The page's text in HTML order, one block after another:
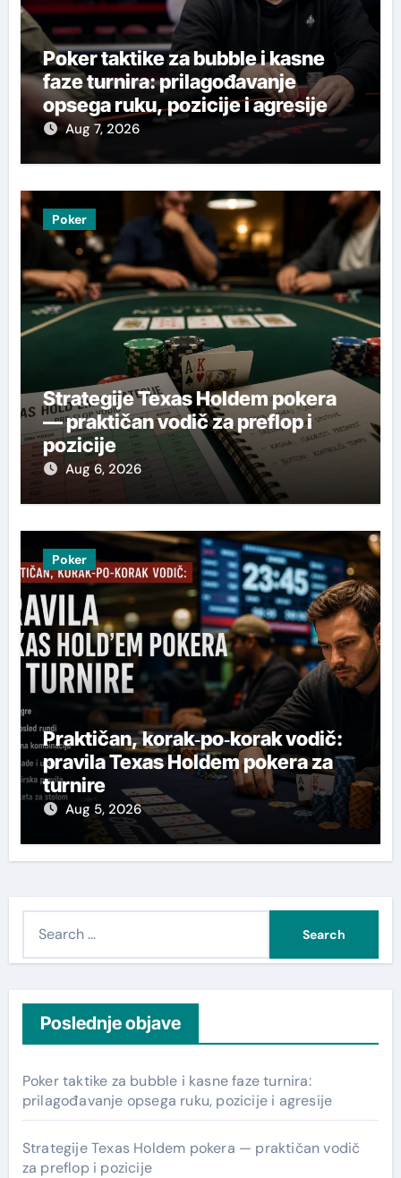
Poker taktike za bubble i kasne
faze turnira: prilagođavanje
opsega ruku, pozicije i agresije
Aug 7, 2026
Poker
Strategije Texas Holdem pokera
— praktičan vodič za preflop i
pozicije
Aug 6, 2026
Poker
Praktičan, korak‑po‑korak vodič:
pravila Texas Holdem pokera za
turnire
Aug 5, 2026
h
f
o
r
:
Poslednje objave
Poker taktike za bubble i kasne faze turnira:
prilagođavanje opsega ruku, pozicije i agresije
Strategije Texas Holdem pokera — praktičan vodič
za preflop i pozicije